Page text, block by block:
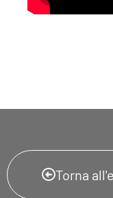
Torna